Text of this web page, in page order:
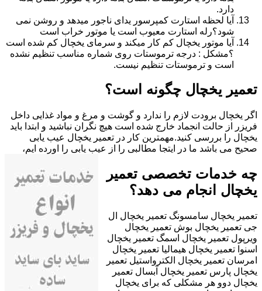
دارد.
آیا لحظه استارت کمپرسور یدای ناجور میدهد و روشن نمی
شود؟رله استارت معیوب است یا موتور خراب است
آیا موتور یخچال کم کار میکند و سرمای یخچال کم شده است
؟مشکل : درجه ترموستات روی شماره مناسب تنظیم نشده
است و ترموستات تنظیم نیست.
تعمیر یخچال چگونه است؟
اگر یخچال برودت لازم را ندارد و گوشت و مرغ و مواد غذایی داخل
فریزر از حالت انجماد خارج شده است هیچ نگران نباشید و ابتدا باید
یخچال را بررسی کنید.مهمترین کار در تعمیر یخچال عیب یابی
صحیح می باشد ما در ایتجا مطالبی را از عیب یابی را اورده ایم،
چه خدمات تخصصی تعمیر
یخچال انجام می دهد؟
تعمیر یخچال سامسونگ تعمیر یخچال ال
جی تعمیر یخچال بوش تعمیر یخچال
ویرپول تعمیر یخچال اسمگ تعمیر یخچال
اسنوا تعمیر یخچال هیمالیا تعمیر یخچال
امرسان تعمیر یخچال الکترواستیل تعمیر
یخچال پارس تعمیر یخچال آبسال تعمیر
یخچال دوو هر مشکلی که برای یخچال